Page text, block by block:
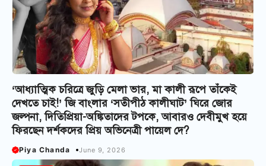
‘আধ্যাত্মিক চরিত্রে জুড়ি মেলা ভার, মা কালী রূপে তাঁকেই
দেখতে চাই!’ জি বাংলার ‘সতীপীঠ কালীঘাট’ ঘিরে জোর
জল্পনা, দিতিপ্রিয়া-অঙ্কিতাদের টপকে, আবারও দেবীমুখ হয়ে
ফিরছেন দর্শকদের প্রিয় অভিনেত্রী পায়েল দে?
Piya Chanda June 9, 2026